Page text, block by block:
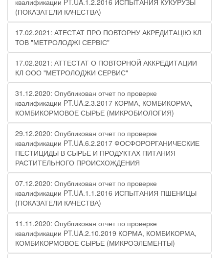
квалификации PT.UA.1.2.2016 ИСПЫТАНИЯ КУКУРУЗЫ
(ПОКАЗАТЕЛИ КАЧЕСТВА)
17.02.2021: АТЕСТАТ ПРО ПОВТОРНУ АКРЕДИТАЦІЮ КЛ
ТОВ "МЕТРОЛОДЖІ СЕРВІС"
17.02.2021: АТТЕСТАТ О ПОВТОРНОЙ АККРЕДИТАЦИИ
КЛ ООО "МЕТРОЛОДЖИ СЕРВИС"
31.12.2020: Опубликован отчет по проверке
квалификации PT.UA.2.3.2017 КОРМА, КОМБИКОРМА,
КОМБИКОРМОВОЕ СЫРЬЕ (МИКРОБИОЛОГИЯ)
29.12.2020: Опубликован отчет по проверке
квалификации PT.UA.6.2.2017 ФОСФОРОРГАНИЧЕСКИЕ
ПЕСТИЦИДЫ В СЫРЬЕ И ПРОДУКТАХ ПИТАНИЯ
РАСТИТЕЛЬНОГО ПРОИСХОЖДЕНИЯ
07.12.2020: Опубликован отчет по проверке
квалификации PT.UA.1.1.2016 ИСПЫТАНИЯ ПШЕНИЦЫ
(ПОКАЗАТЕЛИ КАЧЕСТВА)
11.11.2020: Опубликован отчет по проверке
квалификации PT.UA.2.10.2019 КОРМА, КОМБИКОРМА,
КОМБИКОРМОВОЕ СЫРЬЕ (МИКРОЭЛЕМЕНТЫ)